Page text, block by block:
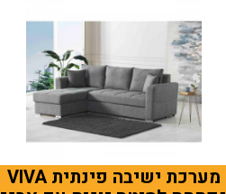
מערכת ישיבה פינתית VIVA